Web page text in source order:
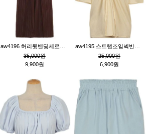
35,000원
9,900원
25,000원
6,900원